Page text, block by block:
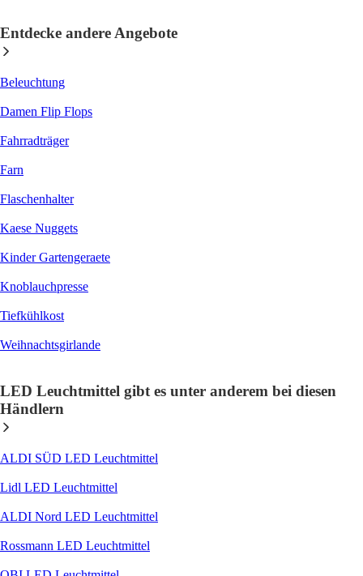
Entdecke andere Angebote
Beleuchtung
Damen Flip Flops
Fahrradträger
Farn
Flaschenhalter
Kaese Nuggets
Kinder Gartengeraete
Knoblauchpresse
Tiefkühlkost
Weihnachtsgirlande
LED Leuchtmittel gibt es unter anderem bei diesen
Händlern
ALDI SÜD LED Leuchtmittel
Lidl LED Leuchtmittel
ALDI Nord LED Leuchtmittel
Rossmann LED Leuchtmittel